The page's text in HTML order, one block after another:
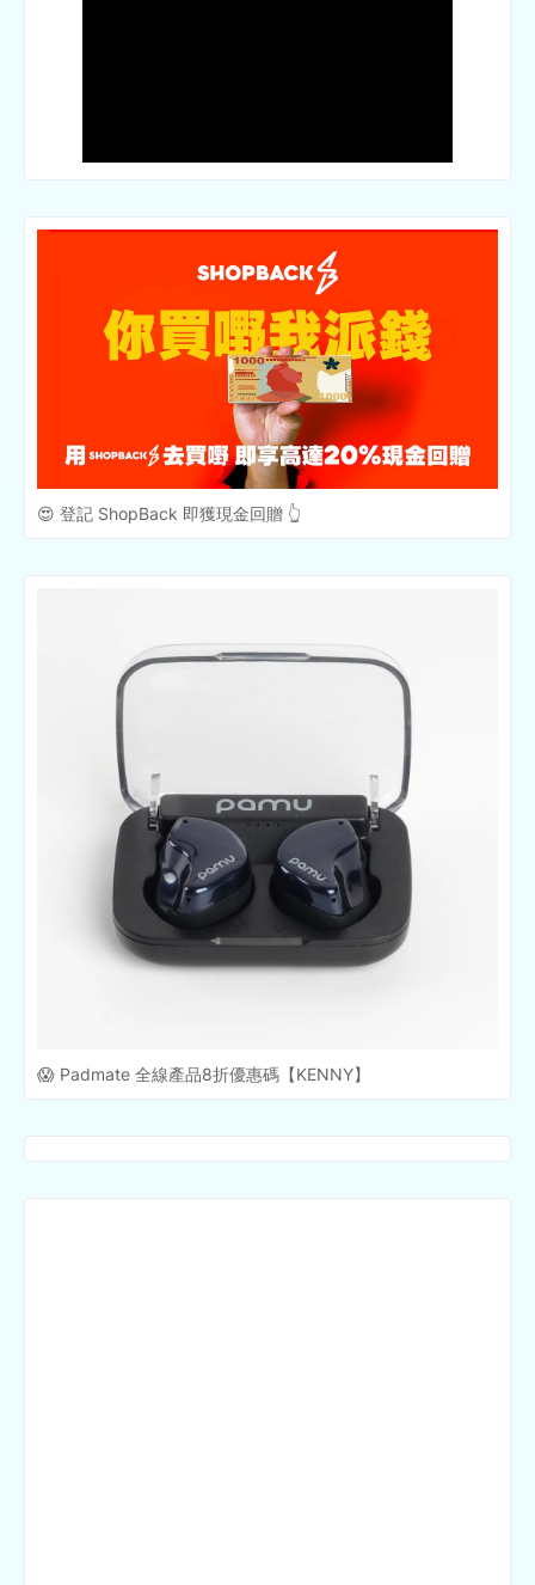
😍 登記 ShopBack 即獲現金回贈 👆
😱 Padmate 全線產品8折優惠碼【KENNY】